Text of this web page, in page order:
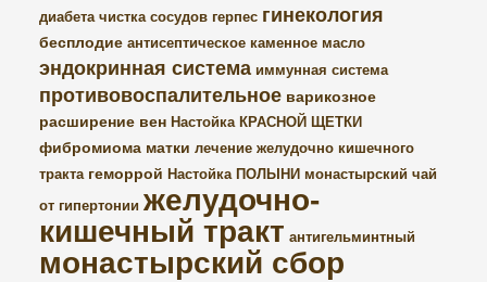
диабета чистка сосудов герпес гинекология
бесплодие антисептическое каменное масло
эндокринная система иммунная система
противовоспалительное варикозное
расширение вен Настойка КРАСНОЙ ЩЕТКИ
фибромиома матки лечение желудочно кишечного
тракта геморрой Настойка ПОЛЫНИ монастырский чай
от гипертонии желудочно-
кишечный тракт антигельминтный
монастырский сбор